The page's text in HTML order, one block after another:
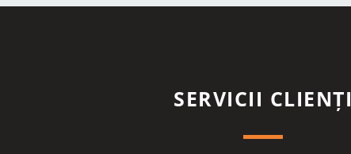
SERVICII CLIENȚI